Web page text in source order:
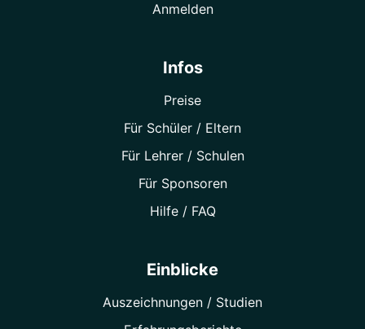
Anmelden
Infos
Preise
Für Schüler / Eltern
Für Lehrer / Schulen
Für Sponsoren
Hilfe / FAQ
Einblicke
Auszeichnungen / Studien